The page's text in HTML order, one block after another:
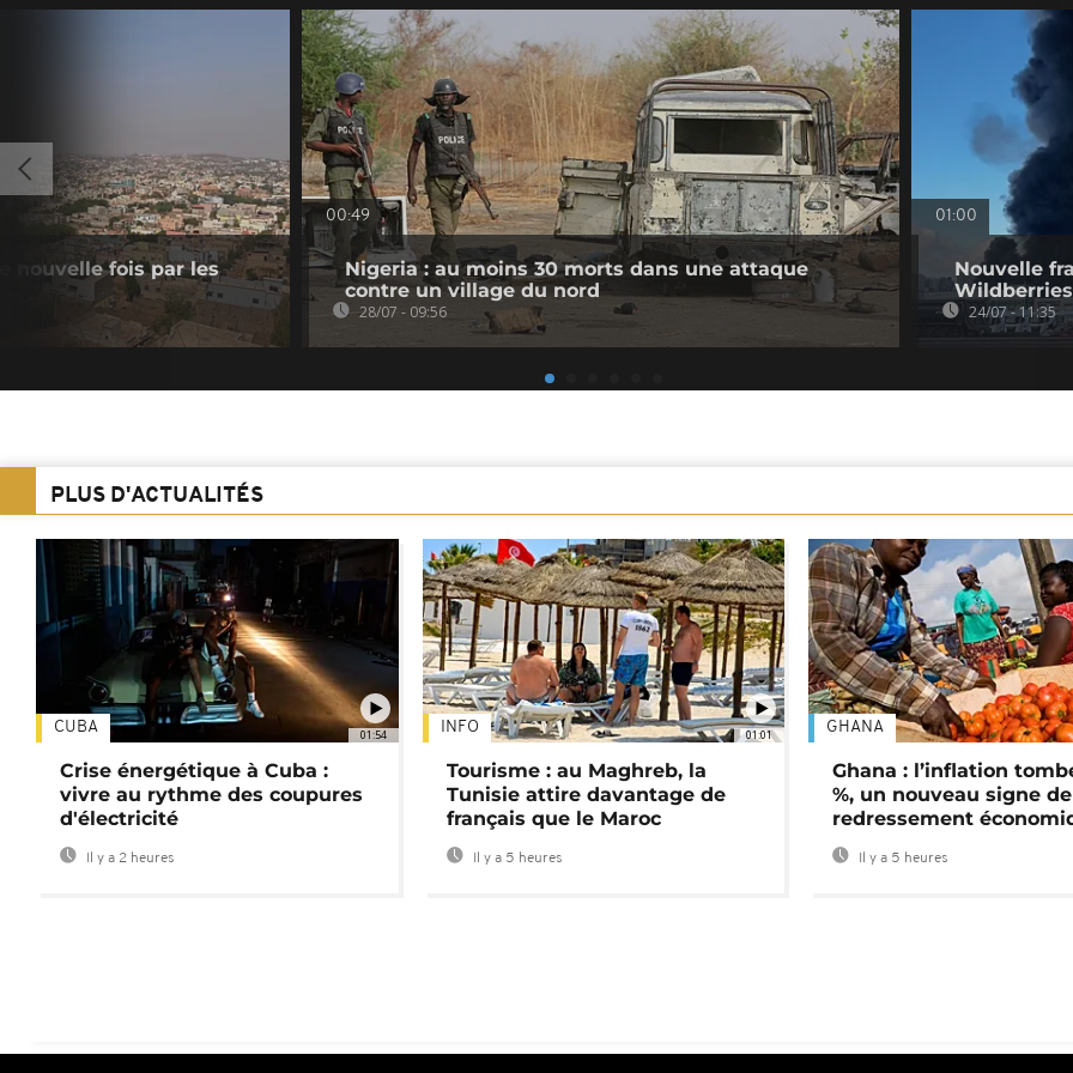
nouvelle fois par les
00:49
Nigeria : au moins 30 morts dans une attaque
contre un village du nord
28/07 - 09:56
01:00
Nouvelle
Wildberries
24/07 - 11:35
PLUS D'ACTUALITÉS
01:54
CUBA
Crise énergétique à Cuba :
vivre au rythme des coupures
d'électricité
Il y a 2 heures
01:01
INFO
Tourisme : au Maghreb, la
Tunisie attire davantage de
français que le Maroc
Il y a 5 heures
GHANA
Ghana : l’inflation
%, un nouveau signe de
redressement
Il y a 5 heures